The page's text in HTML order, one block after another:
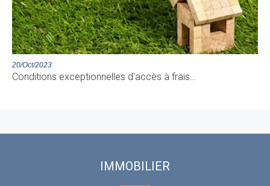
20/Oct/2023
Conditions exceptionnelles d'accès à frais…
IMMOBILIER